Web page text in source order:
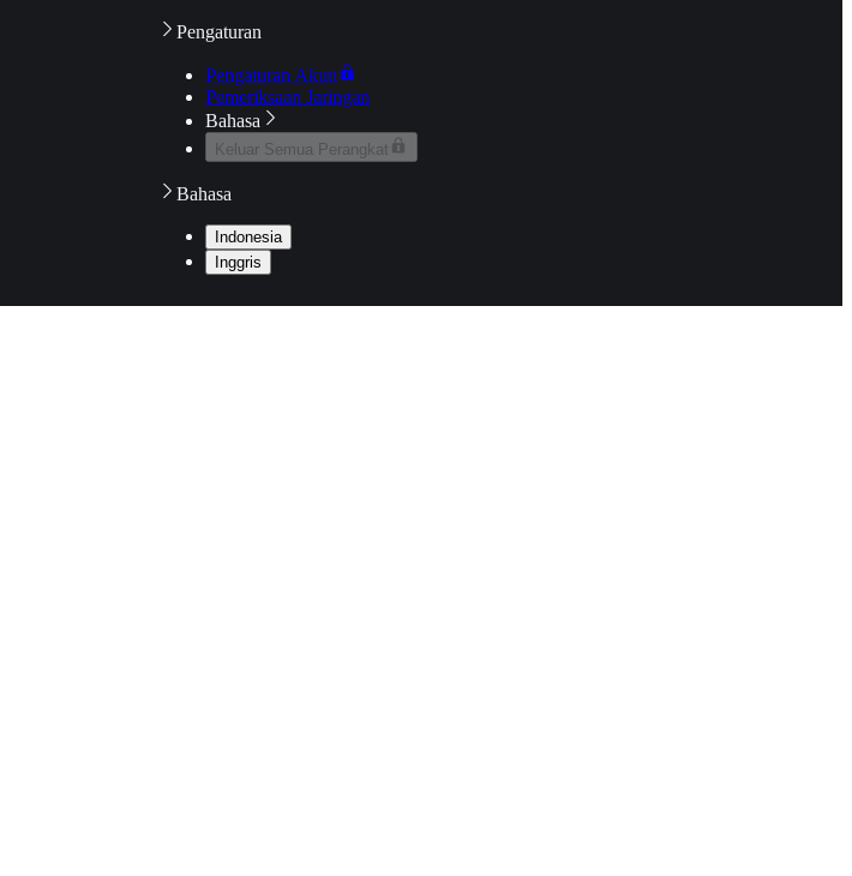
Pengaturan
Pengaturan Akun
Pemeriksaan Jaringan
Bahasa
Keluar Semua Perangkat
Bahasa
Indonesia
Inggris